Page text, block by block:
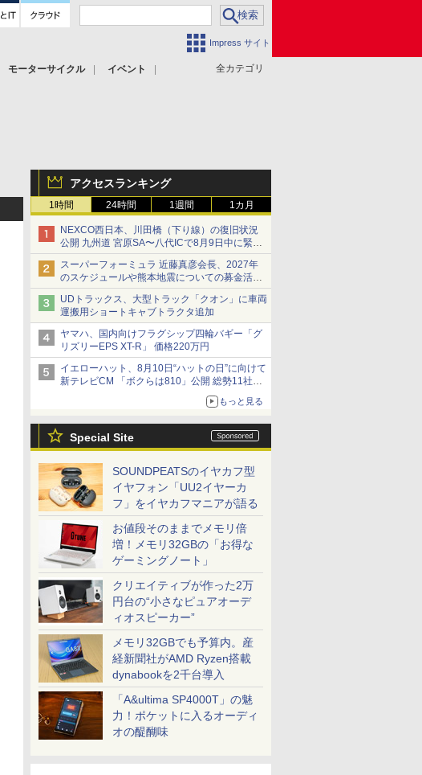
Impress サイト
全カテゴリ
モーターサイクル
イベント
アクセスランキング
1時間 24時間 1週間 1カ月
NEXCO西日本、川田橋（下り線）の復旧状況
公開 九州道 宮原SA〜八代ICで8月9日中に緊急
車両を通行可能に
スーパーフォーミュラ 近藤真彦会長、2027年
のスケジュールや熊本地震についての募金活動
を紹介
UDトラックス、大型トラック「クオン」に車両
運搬用ショートキャブトラクタ追加
ヤマハ、国内向けフラグシップ四輪バギー「グ
リズリーEPS XT-R」 価格220万円
イエローハット、8月10日“ハットの日”に向けて
新テレビCM 「ボクらは810」公開 総勢11社
もっと見る
Special Site
SOUNDPEATSのイヤカフ型
イヤフォン「UU2イヤーカ
フ」をイヤカフマニアが語る
お値段そのままでメモリ倍
増！メモリ32GBの「お得な
ゲーミングノート」
クリエイティブが作った2万
円台の“小さなピュアオーデ
ィオスピーカー”
メモリ32GBでも予算内。産
経新聞社がAMD Ryzen搭載
dynabookを2千台導入
「A&ultima SP4000T」の魅
力！ポケットに入るオーディ
オの醍醐味